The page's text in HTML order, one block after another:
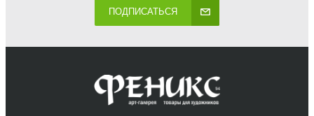
ПОДПИСАТЬСЯ